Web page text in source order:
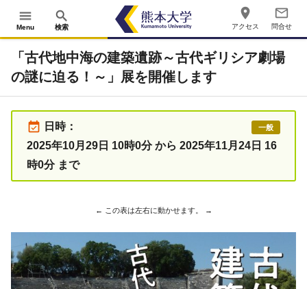
menu
Menu
search
検索
place
アクセス
mail_outline
問合せ
「古代地中海の建築遺跡～古代ギリシア劇場
の謎に迫る！～」展を開催します
event_available 日時：
2025年10月29日 10時0分 から 2025年11月24日 16
時0分 まで
一般